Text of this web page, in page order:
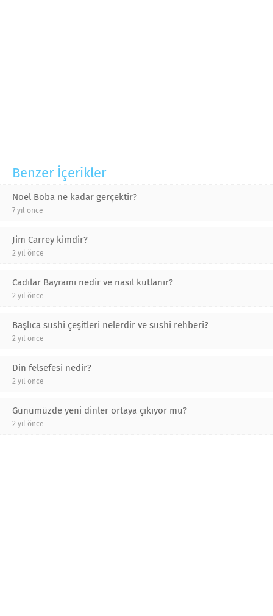
Benzer İçerikler
Noel Boba ne kadar gerçektir?
7 yıl önce
Jim Carrey kimdir?
2 yıl önce
Cadılar Bayramı nedir ve nasıl kutlanır?
2 yıl önce
Başlıca sushi çeşitleri nelerdir ve sushi rehberi?
2 yıl önce
Din felsefesi nedir?
2 yıl önce
Günümüzde yeni dinler ortaya çıkıyor mu?
2 yıl önce